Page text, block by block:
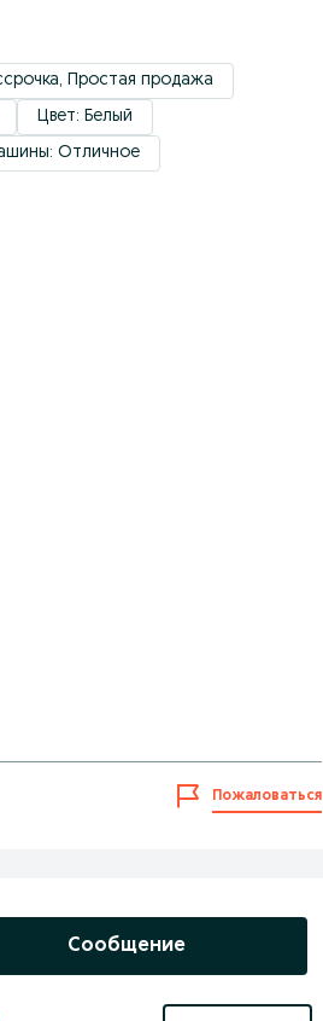
Простая продажа
Цвет: Белый
Отличное
Пожаловаться
Сообщение